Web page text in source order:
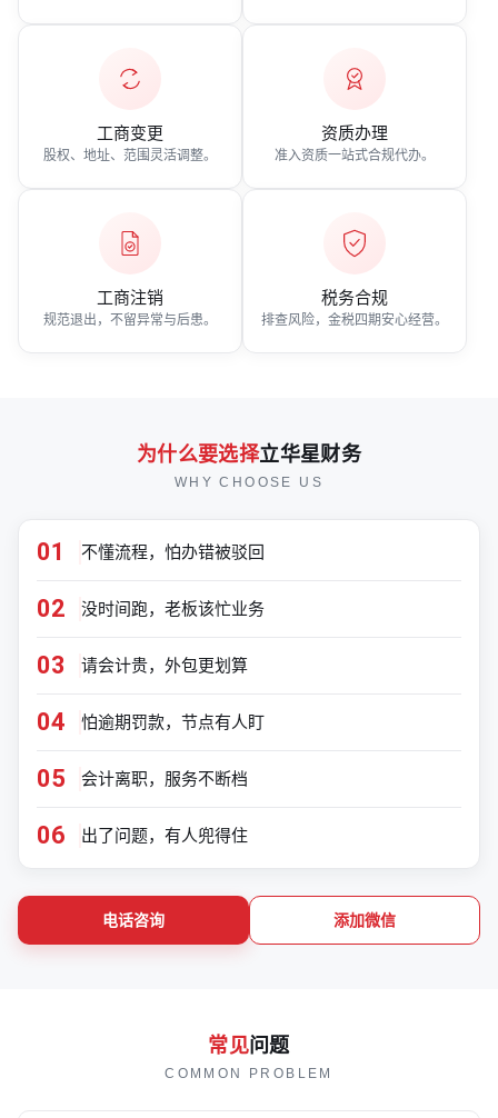
工商变更
股权、地址、范围灵活调整。
资质办理
准入资质一站式合规代办。
工商注销
规范退出，不留异常与后患。
税务合规
排查风险，金税四期安心经营。
为什么要选择立华星财务
WHY CHOOSE US
01 不懂流程，怕办错被驳回
02 没时间跑，老板该忙业务
03 请会计贵，外包更划算
04 怕逾期罚款，节点有人盯
05 会计离职，服务不断档
06 出了问题，有人兜得住
电话咨询 添加微信
常见问题
COMMON PROBLEM